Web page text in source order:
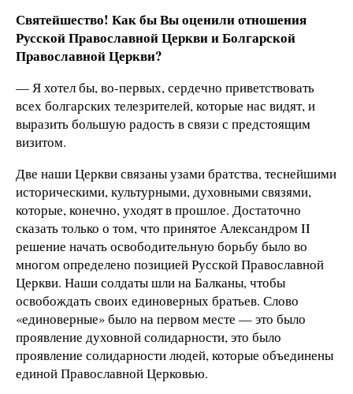
Святейшество! Как бы Вы оценили отношения
Русской Православной Церкви и Болгарской
Православной Церкви?
— Я хотел бы, во-первых, сердечно приветствовать
всех болгарских телезрителей, которые нас видят, и
выразить большую радость в связи с предстоящим
визитом.
Две наши Церкви связаны узами братства, теснейшими
историческими, культурными, духовными связями,
которые, конечно, уходят в прошлое. Достаточно
сказать только о том, что принятое Александром II
решение начать освободительную борьбу было во
многом определено позицией Русской Православной
Церкви. Наши солдаты шли на Балканы, чтобы
освобождать своих единоверных братьев. Слово
«единоверные» было на первом месте — это было
проявление духовной солидарности, это было
проявление солидарности людей, которые объединены
единой Православной Церковью.